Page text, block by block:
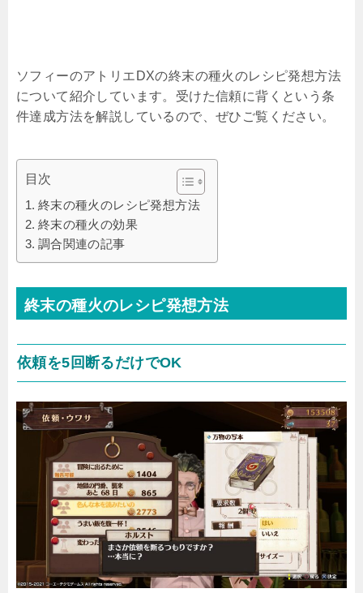
ソフィーのアトリエDXの終末の種火のレシピ発想方法
について紹介しています。受けた信頼に背くという条
件達成方法を解説しているので、ぜひご覧ください。
目次
終末の種火のレシピ発想方法
終末の種火の効果
調合関連の記事
終末の種火のレシピ発想方法
依頼を5回断るだけでOK